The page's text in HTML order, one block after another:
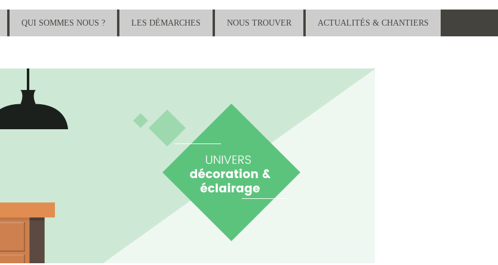
QUI SOMMES NOUS ? LES DÉMARCHES NOUS TROUVER ACTUALITÉS & CHANTIERS